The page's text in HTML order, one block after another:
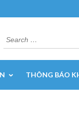
Search
for:
THÔNG BÁO